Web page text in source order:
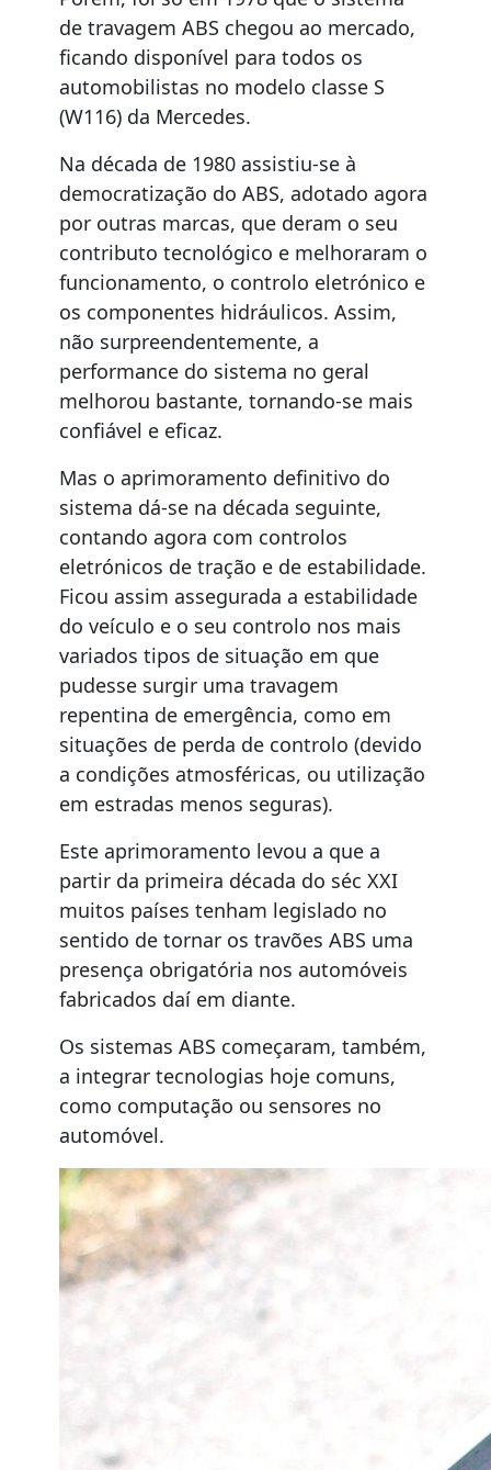
de travagem ABS chegou ao mercado,
ficando disponível para todos os
automobilistas no modelo classe S
(W116) da Mercedes.
Na década de 1980 assistiu-se à
democratização do ABS, adotado agora
por outras marcas, que deram o seu
contributo tecnológico e melhoraram o
funcionamento, o controlo eletrónico e
os componentes hidráulicos. Assim,
não surpreendentemente, a
performance do sistema no geral
melhorou bastante, tornando-se mais
confiável e eficaz.
Mas o aprimoramento definitivo do
sistema dá-se na década seguinte,
contando agora com controlos
eletrónicos de tração e de estabilidade.
Ficou assim assegurada a estabilidade
do veículo e o seu controlo nos mais
variados tipos de situação em que
pudesse surgir uma travagem
repentina de emergência, como em
situações de perda de controlo (devido
a condições atmosféricas, ou utilização
em estradas menos seguras).
Este aprimoramento levou a que a
partir da primeira década do séc XXI
muitos países tenham legislado no
sentido de tornar os travões ABS uma
presença obrigatória nos automóveis
fabricados daí em diante.
Os sistemas ABS começaram, também,
a integrar tecnologias hoje comuns,
como computação ou sensores no
automóvel.